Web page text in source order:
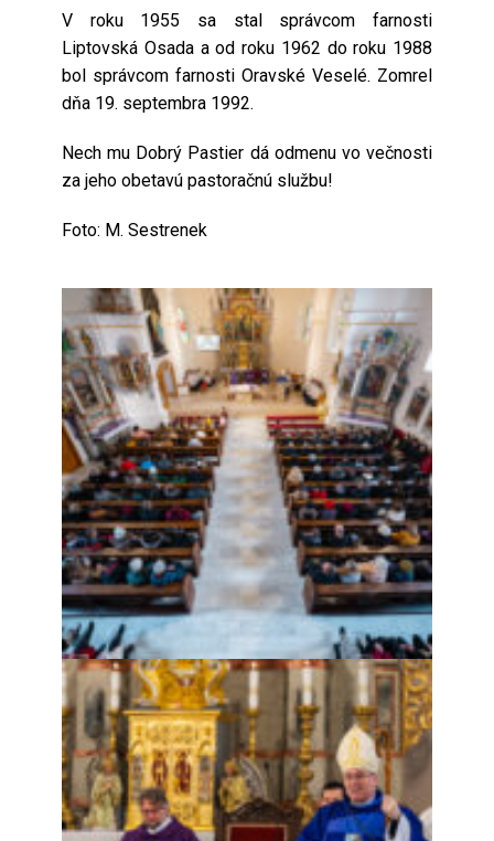
V roku 1955 sa stal správcom farnosti
Liptovská Osada a od roku 1962 do roku 1988
bol správcom farnosti Oravské Veselé. Zomrel
dňa 19. septembra 1992.
Nech mu Dobrý Pastier dá odmenu vo večnosti
za jeho obetavú pastoračnú službu!
Foto: M. Sestrenek